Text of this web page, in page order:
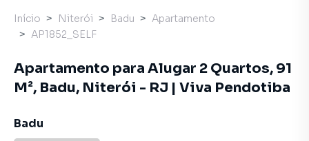
Início Niterói Badu
Apartamento
AP1852_SELF
Apartamento para Alugar 2 Quartos, 91
M², Badu, Niterói - RJ | Viva Pendotiba
Badu